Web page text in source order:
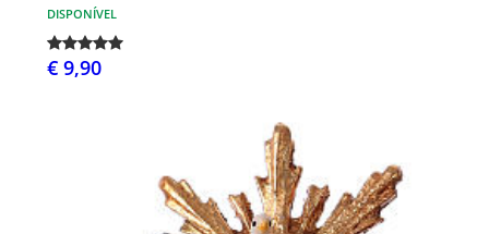
DISPONÍVEL
€ 9,90